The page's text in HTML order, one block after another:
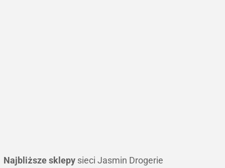
Najbliższe sklepy sieci Jasmin Drogerie